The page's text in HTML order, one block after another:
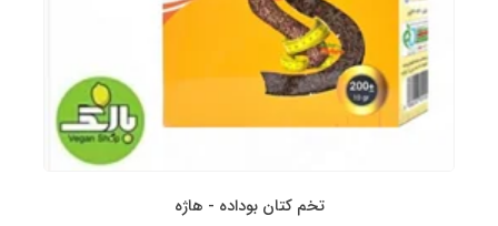
تخم کتان بوداده - هاژه